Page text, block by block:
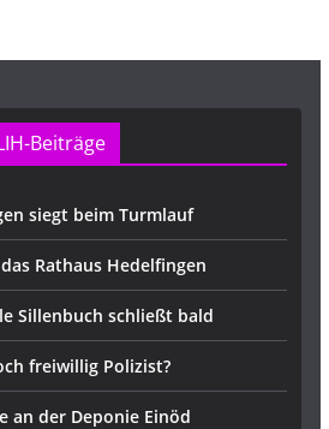
Beiträge
siegt beim Turmlauf
Rathaus Hedelfingen
Sillenbuch schließt bald
freiwillig Polizist?
an der Deponie Einöd